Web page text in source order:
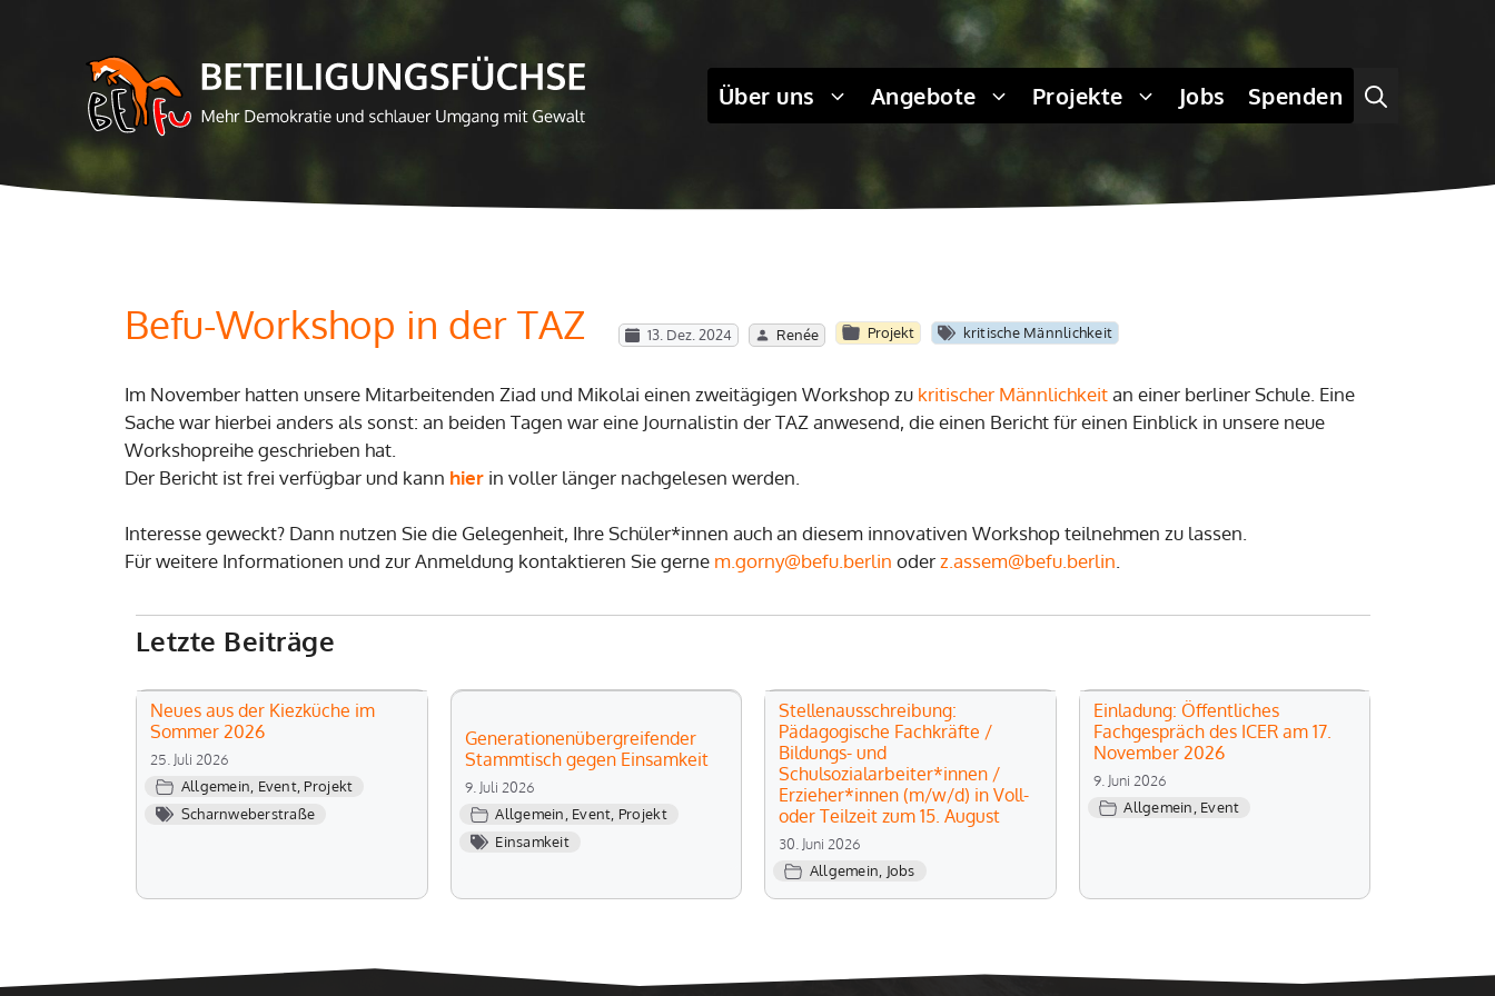
Über uns Angebote Projekte Jobs Spenden
Befu-Workshop in der TAZ 13. Dez. 2024 Renée Projekt kritische Männlichkeit
Im November hatten unsere Mitarbeitenden Ziad und Mikolai einen zweitägigen Workshop zu kritischer Männlichkeitan einer berliner Schule. Eine
Sache war hierbei anders als sonst: an beiden Tagen war eine Journalistin der TAZ anwesend, die einen Bericht für einen Einblick in unsere neue
Workshopreihe geschrieben hat.
Der Bericht ist frei verfügbar und kann hier in voller länger nachgelesen werden.
Interesse geweckt? Dann nutzen Sie die Gelegenheit, Ihre Schüler*innen auch an diesem innovativen Workshop teilnehmen zu lassen.
Für weitere Informationen und zur Anmeldung kontaktieren Sie gerne m.gorny@befu.berlin oderz.assem@befu.berlin
Letzte Beiträge
Neues aus der Kiezküche im
Sommer 2026
25. Juli 2026
Allgemein Event, Projekt
Scharnweberstraße
Generationenübergreifender
Stammtisch gegen Einsamkeit
9. Juli 2026
Allgemein Event Projekt
Einsamkeit
Stellenausschreibung:
Pädagogische Fachkräfte /
Bildungs- und
Schulsozialarbeiter*innen /
Erzieher*innen (m/w/d) in Voll-
oder Teilzeit zum 15. August
30. Juni 2026
Allgemein Jobs
Einladung: Öffentliches
Fachgespräch des ICER am 17.
November 2026
9. Juni 2026
Allgemein Event